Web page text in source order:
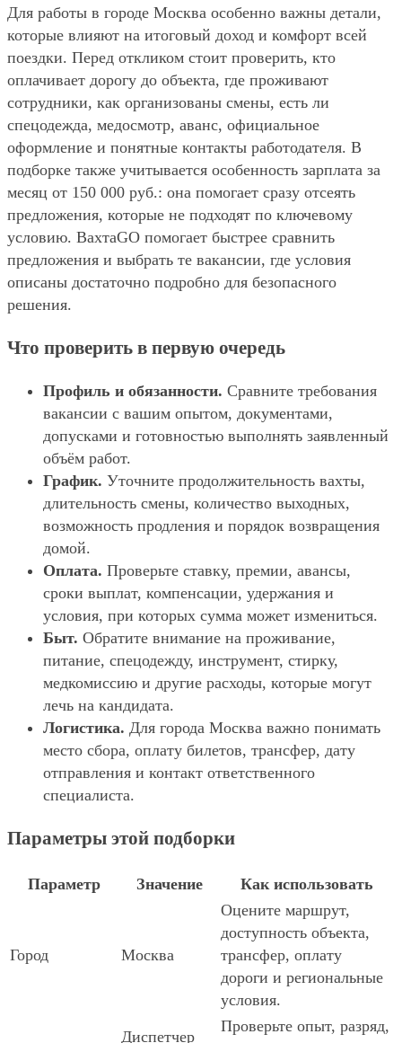
Для работы в городе Москва особенно важны детали,
которые влияют на итоговый доход и комфорт всей
поездки. Перед откликом стоит проверить, кто
оплачивает дорогу до объекта, где проживают
сотрудники, как организованы смены, есть ли
спецодежда, медосмотр, аванс, официальное
оформление и понятные контакты работодателя. В
подборке также учитывается особенность зарплата за
месяц от 150 000 руб.: она помогает сразу отсеять
предложения, которые не подходят по ключевому
условию. ВахтаGO помогает быстрее сравнить
предложения и выбрать те вакансии, где условия
описаны достаточно подробно для безопасного
решения.
Что проверить в первую очередь
Профиль и обязанности. Сравните требования
вакансии с вашим опытом, документами,
допусками и готовностью выполнять заявленный
объём работ.
График. Уточните продолжительность вахты,
длительность смены, количество выходных,
возможность продления и порядок возвращения
домой.
Оплата. Проверьте ставку, премии, авансы,
сроки выплат, компенсации, удержания и
условия, при которых сумма может измениться.
Быт. Обратите внимание на проживание,
питание, спецодежду, инструмент, стирку,
медкомиссию и другие расходы, которые могут
лечь на кандидата.
Логистика. Для города Москва важно понимать
место сбора, оплату билетов, трансфер, дату
отправления и контакт ответственного
специалиста.
Параметры этой подборки
Параметр Значение Как использовать
Город Москва
Оцените маршрут,
доступность объекта,
трансфер, оплату
дороги и региональные
условия.
Диспетчер
Проверьте опыт, разряд,